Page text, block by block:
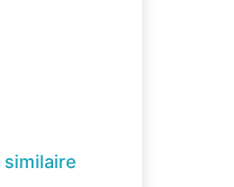
similaire